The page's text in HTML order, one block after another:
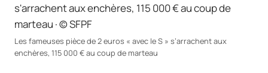
s'arrachent aux enchères, 115 000 € au coup de
marteau · © SFPF
Les fameuses pièce de 2 euros « avec le S » s’arrachent aux
enchères, 115 000 € au coup de marteau